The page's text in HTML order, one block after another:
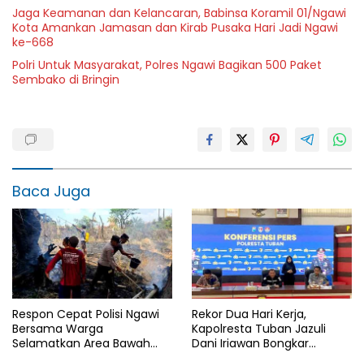
Jaga Keamanan dan Kelancaran, Babinsa Koramil 01/Ngawi
Kota Amankan Jamasan dan Kirab Pusaka Hari Jadi Ngawi
ke-668
Polri Untuk Masyarakat, Polres Ngawi Bagikan 500 Paket
Sembako di Bringin
Baca Juga
Respon Cepat Polisi Ngawi
Bersama Warga
Selamatkan Area Bawah
Rekor Dua Hari Kerja,
Kapolresta Tuban Jazuli
Dani Iriawan Bongkar